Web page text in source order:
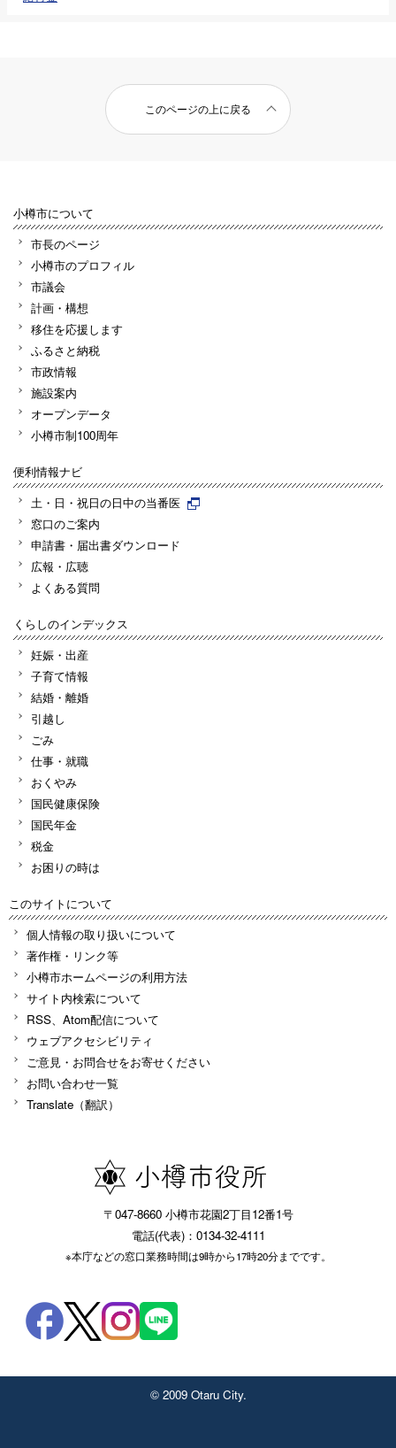
このページの上に戻る
小樽市について
市長のページ
小樽市のプロフィル
市議会
計画・構想
移住を応援します
ふるさと納税
市政情報
施設案内
オープンデータ
小樽市制100周年
便利情報ナビ
土・日・祝日の日中の当番医
窓口のご案内
申請書・届出書ダウンロード
広報・広聴
よくある質問
くらしのインデックス
妊娠・出産
子育て情報
結婚・離婚
引越し
ごみ
仕事・就職
おくやみ
国民健康保険
国民年金
税金
お困りの時は
このサイトについて
個人情報の取り扱いについて
著作権・リンク等
小樽市ホームページの利用方法
サイト内検索について
RSS、Atom配信について
ウェブアクセシビリティ
ご意見・お問合せをお寄せください
お問い合わせ一覧
Translate（翻訳）
〒047-8660 小樽市花園2丁目12番1号
電話(代表)：0134-32-4111
※本庁などの窓口業務時間は9時から17時20分までです。
© 2009 Otaru City.